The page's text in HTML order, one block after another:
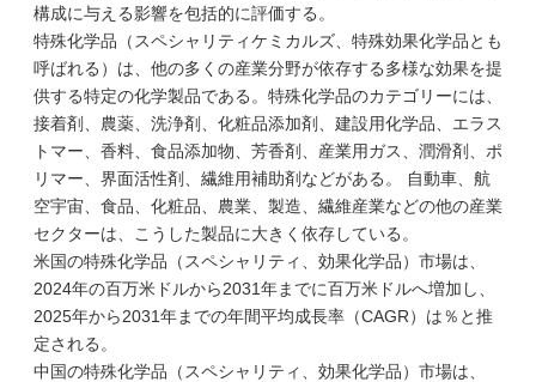
構成に与える影響を包括的に評価する。
特殊化学品（スペシャリティケミカルズ、特殊効果化学品とも
呼ばれる）は、他の多くの産業分野が依存する多様な効果を提
供する特定の化学製品である。特殊化学品のカテゴリーには、
接着剤、農薬、洗浄剤、化粧品添加剤、建設用化学品、エラス
トマー、香料、食品添加物、芳香剤、産業用ガス、潤滑剤、ポ
リマー、界面活性剤、繊維用補助剤などがある。 自動車、航
空宇宙、食品、化粧品、農業、製造、繊維産業などの他の産業
セクターは、こうした製品に大きく依存している。
米国の特殊化学品（スペシャリティ、効果化学品）市場は、
2024年の百万米ドルから2031年までに百万米ドルへ増加し、
2025年から2031年までの年間平均成長率（CAGR）は％と推
定される。
中国の特殊化学品（スペシャリティ、効果化学品）市場は、